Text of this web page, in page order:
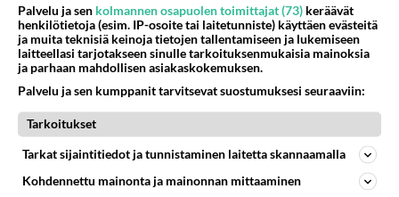
KOTIMAISET JULKKISJUORUT Vastattu 23pv
Martina Pariisissa
Kaunis Martina ja kaunis tytär kuin la petite
parisienne...
12.07.2026 13:54 427 935
Palvelu ja sen kolmannen osapuolen toimittajat (73) keräävät
henkilötietoja (esim. IP-osoite tai laitetunniste) käyttäen evästeitä
ja muita teknisiä keinoja tietojen tallentamiseen ja lukemiseen
laitteellasi tarjotakseen sinulle tarkoituksenmukaisia mainoksia
ja parhaan mahdollisen asiakaskokemuksen.
Palvelu ja sen kumppanit tarvitsevat suostumuksesi seuraaviin:
Tarkoitukset
Tarkat sijaintitiedot ja tunnistaminen laitetta skannaamalla
Kohdennettu mainonta ja mainonnan mittaaminen